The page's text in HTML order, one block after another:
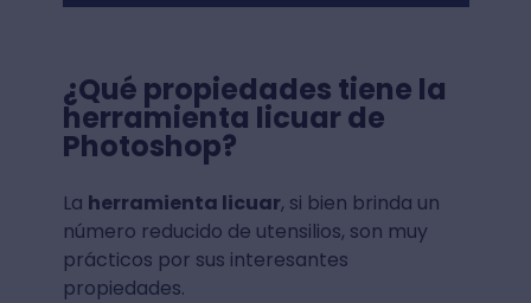
¿Qué propiedades tiene la
herramienta licuar de
Photoshop?
La herramienta licuar, si bien brinda un
número reducido de utensilios, son muy
prácticos por sus interesantes
propiedades.